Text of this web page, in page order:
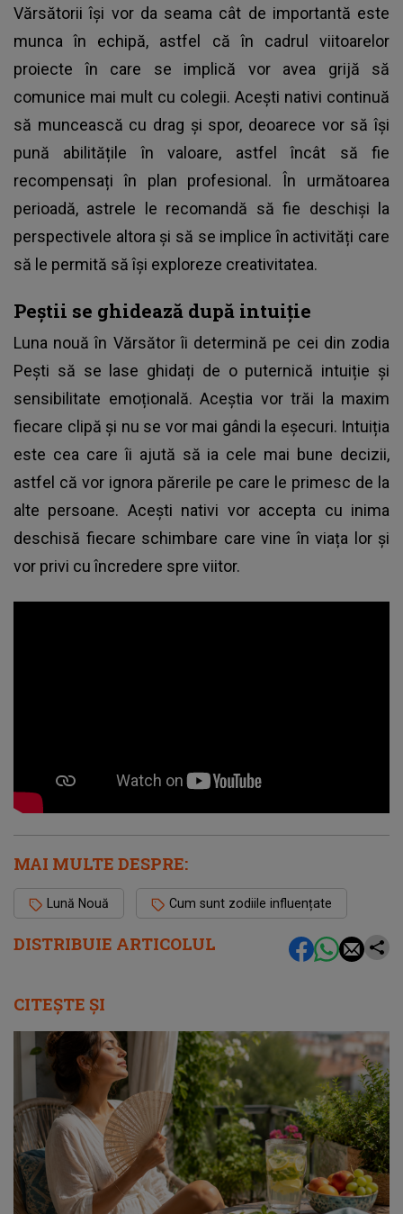
DISTRIBUIE ARTICOLUL
Vărsătorii își vor da seama cât de importantă este
munca în echipă, astfel că în cadrul viitoarelor
proiecte în care se implică vor avea grijă să
comunice mai mult cu colegii. Acești nativi continuă
să muncească cu drag și spor, deoarece vor să își
pună abilitățile în valoare, astfel încât să fie
recompensați în plan profesional. În următoarea
perioadă, astrele le recomandă să fie deschiși la
perspectivele altora și să se implice în activități care
să le permită să își exploreze creativitatea.
Peștii se ghidează după intuiție
Luna nouă în Vărsător îi determină pe cei din zodia
Pești să se lase ghidați de o puternică intuiție și
sensibilitate emoțională. Aceștia vor trăi la maxim
fiecare clipă și nu se vor mai gândi la eșecuri. Intuiția
este cea care îi ajută să ia cele mai bune decizii,
astfel că vor ignora părerile pe care le primesc de la
alte persoane. Acești nativi vor accepta cu inima
deschisă fiecare schimbare care vine în viața lor și
vor privi cu încredere spre viitor.
MAI MULTE DESPRE:
Lună Nouă Cum sunt zodiile influențate
CITEȘTE ȘI